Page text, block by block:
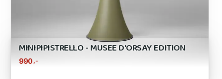
MINIPIPISTRELLO - MUSEE D'ORSAY EDITION
990 ,-